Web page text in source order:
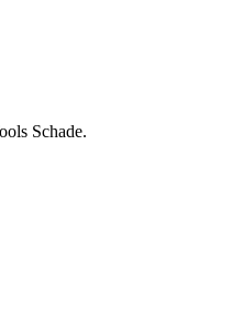
Schade.